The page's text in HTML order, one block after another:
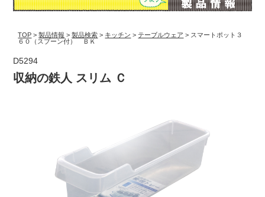
TOP >製品情報 >製品検索 > キッチン >テーブルウェア > スマートポット３
６０（スプーン付） ＢＫ
D5294
収納の鉄人 スリム Ｃ